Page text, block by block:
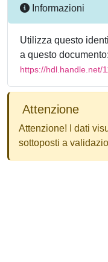
Informazioni
Utilizza questo
a questo documento:
https://hdl.handle.net/
Attenzione
Attenzione! I dati
sottoposti a